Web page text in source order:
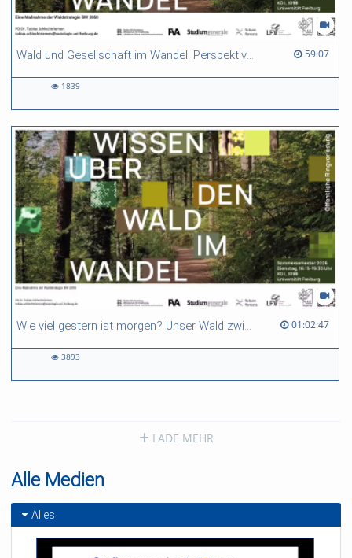
Wald und Gesellschaft im Wandel. Perspektiven soziologischer Waldforschung 59:07
59:07 duration
1839
views
Wie viel gestern ist morgen? Unser Wald zwischen historischer Verklärung und Zukunftsfähigkeit. 01:02:47
01:02:47 duration
3893
views
LADE MEHR
Alle Medien
Alles